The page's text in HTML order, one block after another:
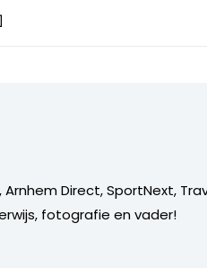
Direct, SportNext,
fotografie en vader!